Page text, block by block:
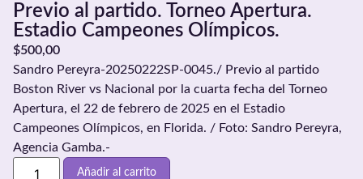
Previo al partido. Torneo Apertura.
Estadio Campeones Olímpicos.
$500,00
Sandro Pereyra-20250222SP-0045./ Previo al partido
Boston River vs Nacional por la cuarta fecha del Torneo
Apertura, el 22 de febrero de 2025 en el Estadio
Campeones Olímpicos, en Florida. / Foto: Sandro Pereyra,
Agencia Gamba.-
Añadir al carrito